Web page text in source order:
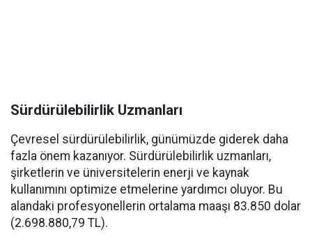
Sürdürülebilirlik Uzmanları
Çevresel sürdürülebilirlik, günümüzde giderek daha
fazla önem kazanıyor. Sürdürülebilirlik uzmanları,
şirketlerin ve üniversitelerin enerji ve kaynak
kullanımını optimize etmelerine yardımcı oluyor. Bu
alandaki profesyonellerin ortalama maaşı 83.850 dolar
(2.698.880,79 TL).